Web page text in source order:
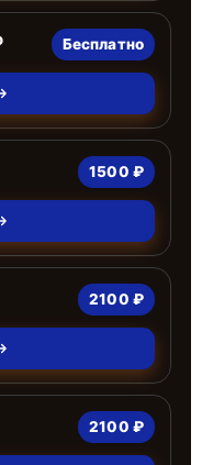
Бесплатно
1500 ₽
2100 ₽
2100 ₽